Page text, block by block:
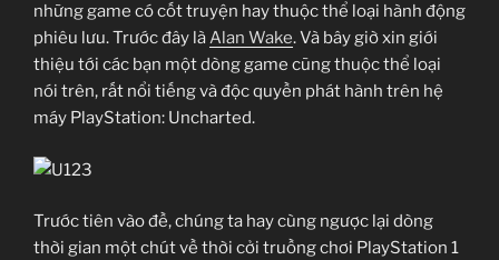
những game có cốt truyện hay thuộc thể loại hành động
phiêu lưu. Trước đây làAlan Wake. Và bây giờ xin giới
thiệu tới các bạn một dòng game cũng thuộc thể loại
nói trên, rất nổi tiếng và độc quyền phát hành trên hệ
máy PlayStation: Uncharted.
Trước tiên vào đề, chúng ta hay cùng ngược lại dòng
thời gian một chút về thời cởi truồng chơi PlayStation 1